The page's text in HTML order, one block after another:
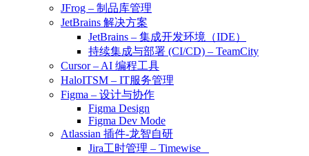
JFrog – 制品库管理
JetBrains 解决方案
JetBrains – 集成开发环境（IDE）
持续集成与部署 (CI/CD) – TeamCity
Cursor – AI 编程工具
HaloITSM – IT服务管理
Figma – 设计与协作
Figma Design
Figma Dev Mode
Atlassian 插件-龙智自研
Jira工时管理 – Timewise